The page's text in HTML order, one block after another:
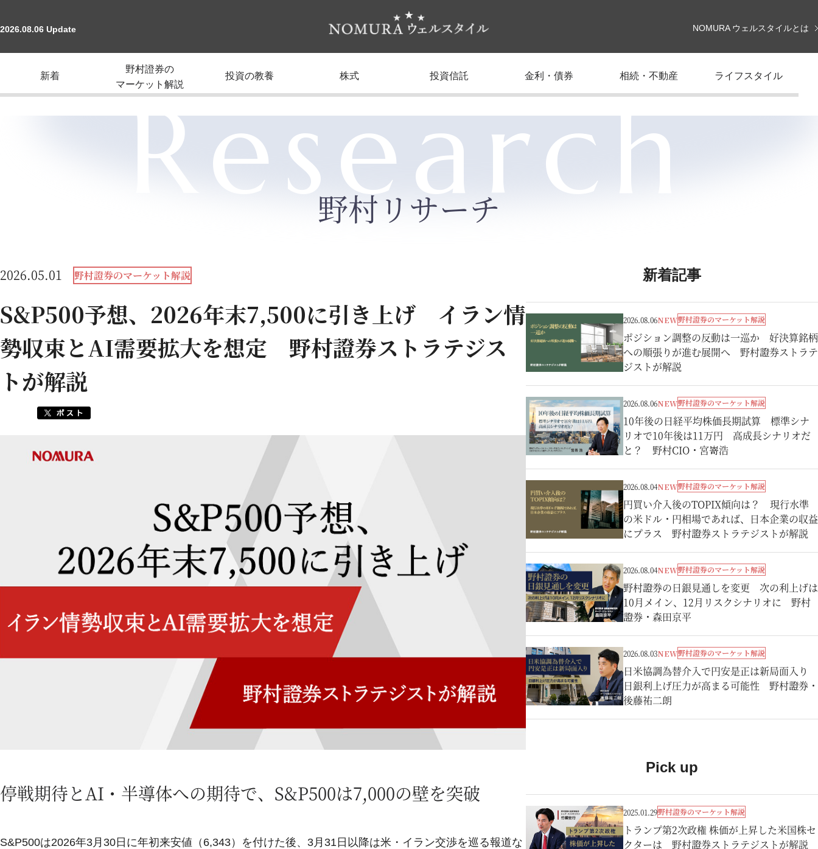
2026.08.06 Update NOMURA ウェルスタイルとは
新着
野村證券の
マーケット解説
投資の教養 株式 投資信託 金利・債券 相続・不動産 ライフスタイル
Research
野村リサーチ
2026.05.01 野村證券のマーケット解説
S&P500予想、2026年末7,500に引き上げ イラン情
勢収束とAI需要拡大を想定 野村證券ストラテジス
トが解説
停戦期待とAI・半導体への期待で、S&P500は7,000の壁を突破
S&P500は2026年3月30日に年初来安値（6,343）を付けた後、3月31日以降は米・イラン交渉を巡る報道な
新着記事
2026.08.06NEW野村證券のマーケット解説
ポジション調整の反動は一巡か 好決算銘柄
への順張りが進む展開へ 野村證券ストラテ
ジストが解説
2026.08.06NEW野村證券のマーケット解説
10年後の日経平均株価長期試算 標準シナ
リオで10年後は11万円 高成長シナリオだ
と？ 野村CIO・宮嵜浩
2026.08.04NEW野村證券のマーケット解説
円買い介入後のTOPIX傾向は？ 現行水準
の米ドル・円相場であれば、日本企業の収益
にプラス 野村證券ストラテジストが解説
2026.08.04NEW野村證券のマーケット解説
野村證券の日銀見通しを変更 次の利上げは
10月メイン、12月リスクシナリオに 野村
證券・森田京平
2026.08.03NEW野村證券のマーケット解説
日米協調為替介入で円安是正は新局面入り
日銀利上げ圧力が高まる可能性 野村證券・
後藤祐二朗
Pick up
2025.01.29野村證券のマーケット解説
トランプ第2次政権 株価が上昇した米国株セ
クターは 野村證券ストラテジストが解説